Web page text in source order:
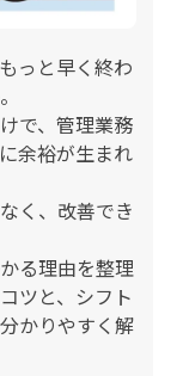
っと早く終わ
で、管理業務
余裕が生まれ
く、改善でき
る理由を整理
ツと、シフト
かりやすく解